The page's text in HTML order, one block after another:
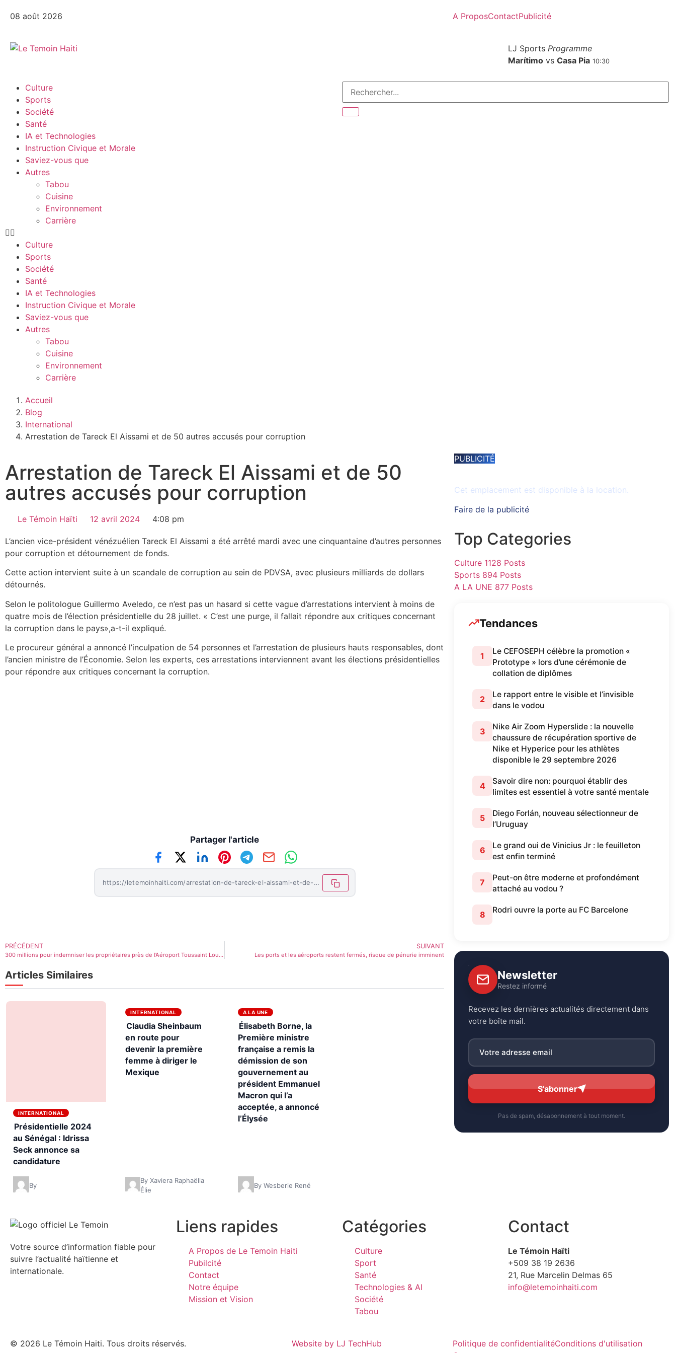
08 août 2026 A ProposContactPublicité
LJ Sports Programme
Marítimo vs Casa Pia 10:30
Culture
Sports
Société
Santé
IA et Technologies
Instruction Civique et Morale
Saviez-vous que
Autres
Tabou
Cuisine
Environnement
Carrière
Culture
Sports
Société
Santé
IA et Technologies
Instruction Civique et Morale
Saviez-vous que
Autres
Tabou
Cuisine
Environnement
Carrière
Accueil
Blog
International
Arrestation de Tareck El Aissami et de 50 autres accusés pour corruption
Arrestation de Tareck El Aissami et de 50
autres accusés pour corruption
Le Témoin Haïti 12 avril 2024 4:08 pm
L’ancien vice-président vénézuélien Tareck El Aissami a été arrêté mardi avec une cinquantaine d’autres personnes
pour corruption et détournement de fonds.
Cette action intervient suite à un scandale de corruption au sein de PDVSA, avec plusieurs milliards de dollars
détournés.
Selon le politologue Guillermo Aveledo, ce n’est pas un hasard si cette vague d’arrestations intervient à moins de
quatre mois de l’élection présidentielle du 28 juillet. « C’est une purge, il fallait répondre aux critiques concernant
la corruption dans le pays»,a-t-il expliqué.
Le procureur général a annoncé l’inculpation de 54 personnes et l’arrestation de plusieurs hauts responsables, dont
l’ancien ministre de l’Économie. Selon les experts, ces arrestations interviennent avant les élections présidentielles
pour répondre aux critiques concernant la corruption.
Partager l'article
https://letemoinhaiti.com/arrestation-de-tareck-el-aissami-et-de-50-autres-accuses-pour-corruption/
PRÉCÉDENT
300 millions pour indemniser les propriétaires près de l’Aéroport Toussaint Louverture
SUIVANT
Les ports et les aéroports restent fermés, risque de pénurie imminent
Articles Similaires
INTERNATIONAL
Présidentielle 2024
au Sénégal : Idrissa
Seck annonce sa
candidature
By
INTERNATIONAL
Claudia Sheinbaum
en route pour
devenir la première
femme à diriger le
Mexique
By Xaviera Raphaëlla
Élie
A LA UNE
Élisabeth Borne, la
Première ministre
française a remis la
démission de son
gouvernement au
président Emmanuel
Macron qui l’a
acceptée, a annoncé
l’Élysée
By Wesberie René
PUBLICITÉ
Cet emplacement est disponible à la location.
Faire de la publicité
Top Categories
Culture 1128 Posts
Sports 894 Posts
A LA UNE 877 Posts
Tendances
1
Le CEFOSEPH célèbre la promotion «
Prototype » lors d’une cérémonie de
collation de diplômes
2
Le rapport entre le visible et l’invisible
dans le vodou
3
Nike Air Zoom Hyperslide : la nouvelle
chaussure de récupération sportive de
Nike et Hyperice pour les athlètes
disponible le 29 septembre 2026
4
Savoir dire non: pourquoi établir des
limites est essentiel à votre santé mentale
5
Diego Forlán, nouveau sélectionneur de
l’Uruguay
6
Le grand oui de Vinicius Jr : le feuilleton
est enfin terminé
7
Peut-on être moderne et profondément
attaché au vodou ?
8 Rodri ouvre la porte au FC Barcelone
Newsletter
Restez informé
Recevez les dernières actualités directement dans
votre boîte mail.
S'abonner
Pas de spam, désabonnement à tout moment.
Votre source d’information fiable pour
suivre l’actualité haïtienne et
internationale.
Liens rapides
A Propos de Le Temoin Haiti
Pubilcité
Contact
Notre équipe
Mission et Vision
Catégories
Culture
Sport
Santé
Technologies & AI
Société
Tabou
Contact
Le Témoin Haïti
+509 38 19 2636
21, Rue Marcelin Delmas 65
info@letemoinhaiti.com
© 2026 Le Témoin Haiti. Tous droits réservés. Website by LJ TechHub Politique de confidentialitéConditions d'utilisation